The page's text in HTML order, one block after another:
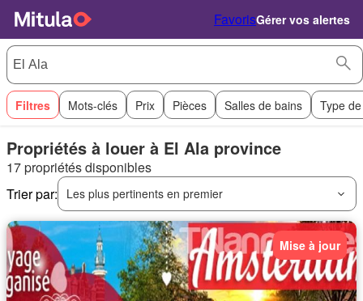
FavorisGérer vos alertes
Filtres Mots-clés Prix Pièces Salles de bains Type
Propriétés à louer à El Ala province
17 propriétés disponibles
Trier par:
Les plus pertinents en premier
Mise à jour